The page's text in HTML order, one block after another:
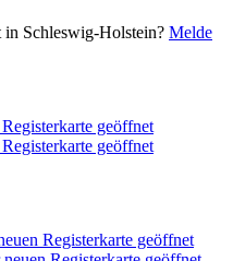
in Schleswig-Holstein? Melde
geöffnet
geöffnet
Registerkarte geöffnet